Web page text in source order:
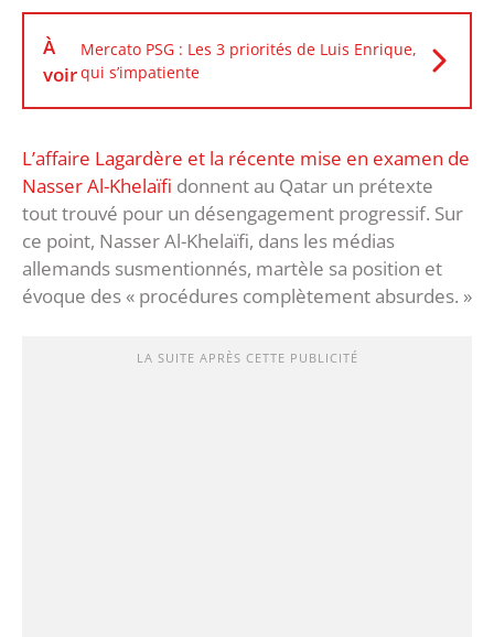
À
voir
Mercato PSG : Les 3 priorités de Luis Enrique,
qui s’impatiente
L’affaire Lagardère et la récente mise en examen de
Nasser Al-Khelaïfi donnent au Qatar un prétexte
tout trouvé pour un désengagement progressif. Sur
ce point, Nasser Al-Khelaïfi, dans les médias
allemands susmentionnés, martèle sa position et
évoque des « procédures complètement absurdes. »
LA SUITE APRÈS CETTE PUBLICITÉ